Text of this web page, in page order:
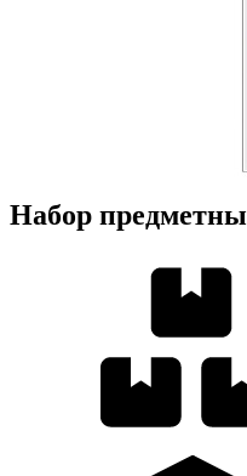
Набор